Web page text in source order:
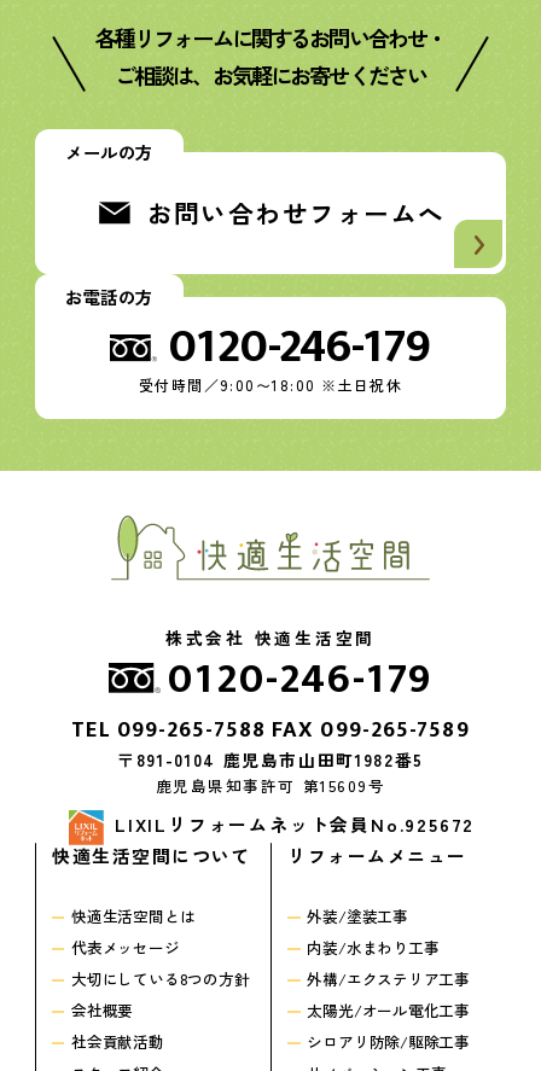
各種リフォームに関するお問い合わせ・
ご相談は、お気軽にお寄せください
メールの方
お問い合わせフォームへ
お電話の方
0120-246-179
受付時間／9:00〜18:00 ※土日祝休
株式会社 快適生活空間
0120-246-179
TEL 099-265-7588 FAX 099-265-7589
〒891-0104 鹿児島市山田町1982番5
鹿児島県知事許可 第15609号
LIXILリフォームネット会員No.925672
快適生活空間について
快適生活空間とは
代表メッセージ
大切にしている8つの方針
会社概要
社会貢献活動
リフォームメニュー
外装/塗装工事
内装/水まわり工事
外構/エクステリア工事
太陽光/オール電化工事
シロアリ防除/駆除工事